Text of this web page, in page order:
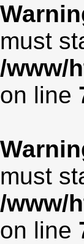
must
/www/
on line
must
/www/
on line